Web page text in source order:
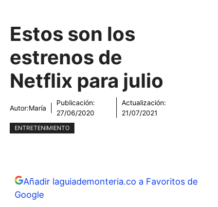
Estos son los
estrenos de
Netflix para julio
Autor:María
Publicación:
27/06/2020
Actualización:
21/07/2021
ENTRETENIMIENTO
Añadir laguiademonteria.co a Favoritos de
Google